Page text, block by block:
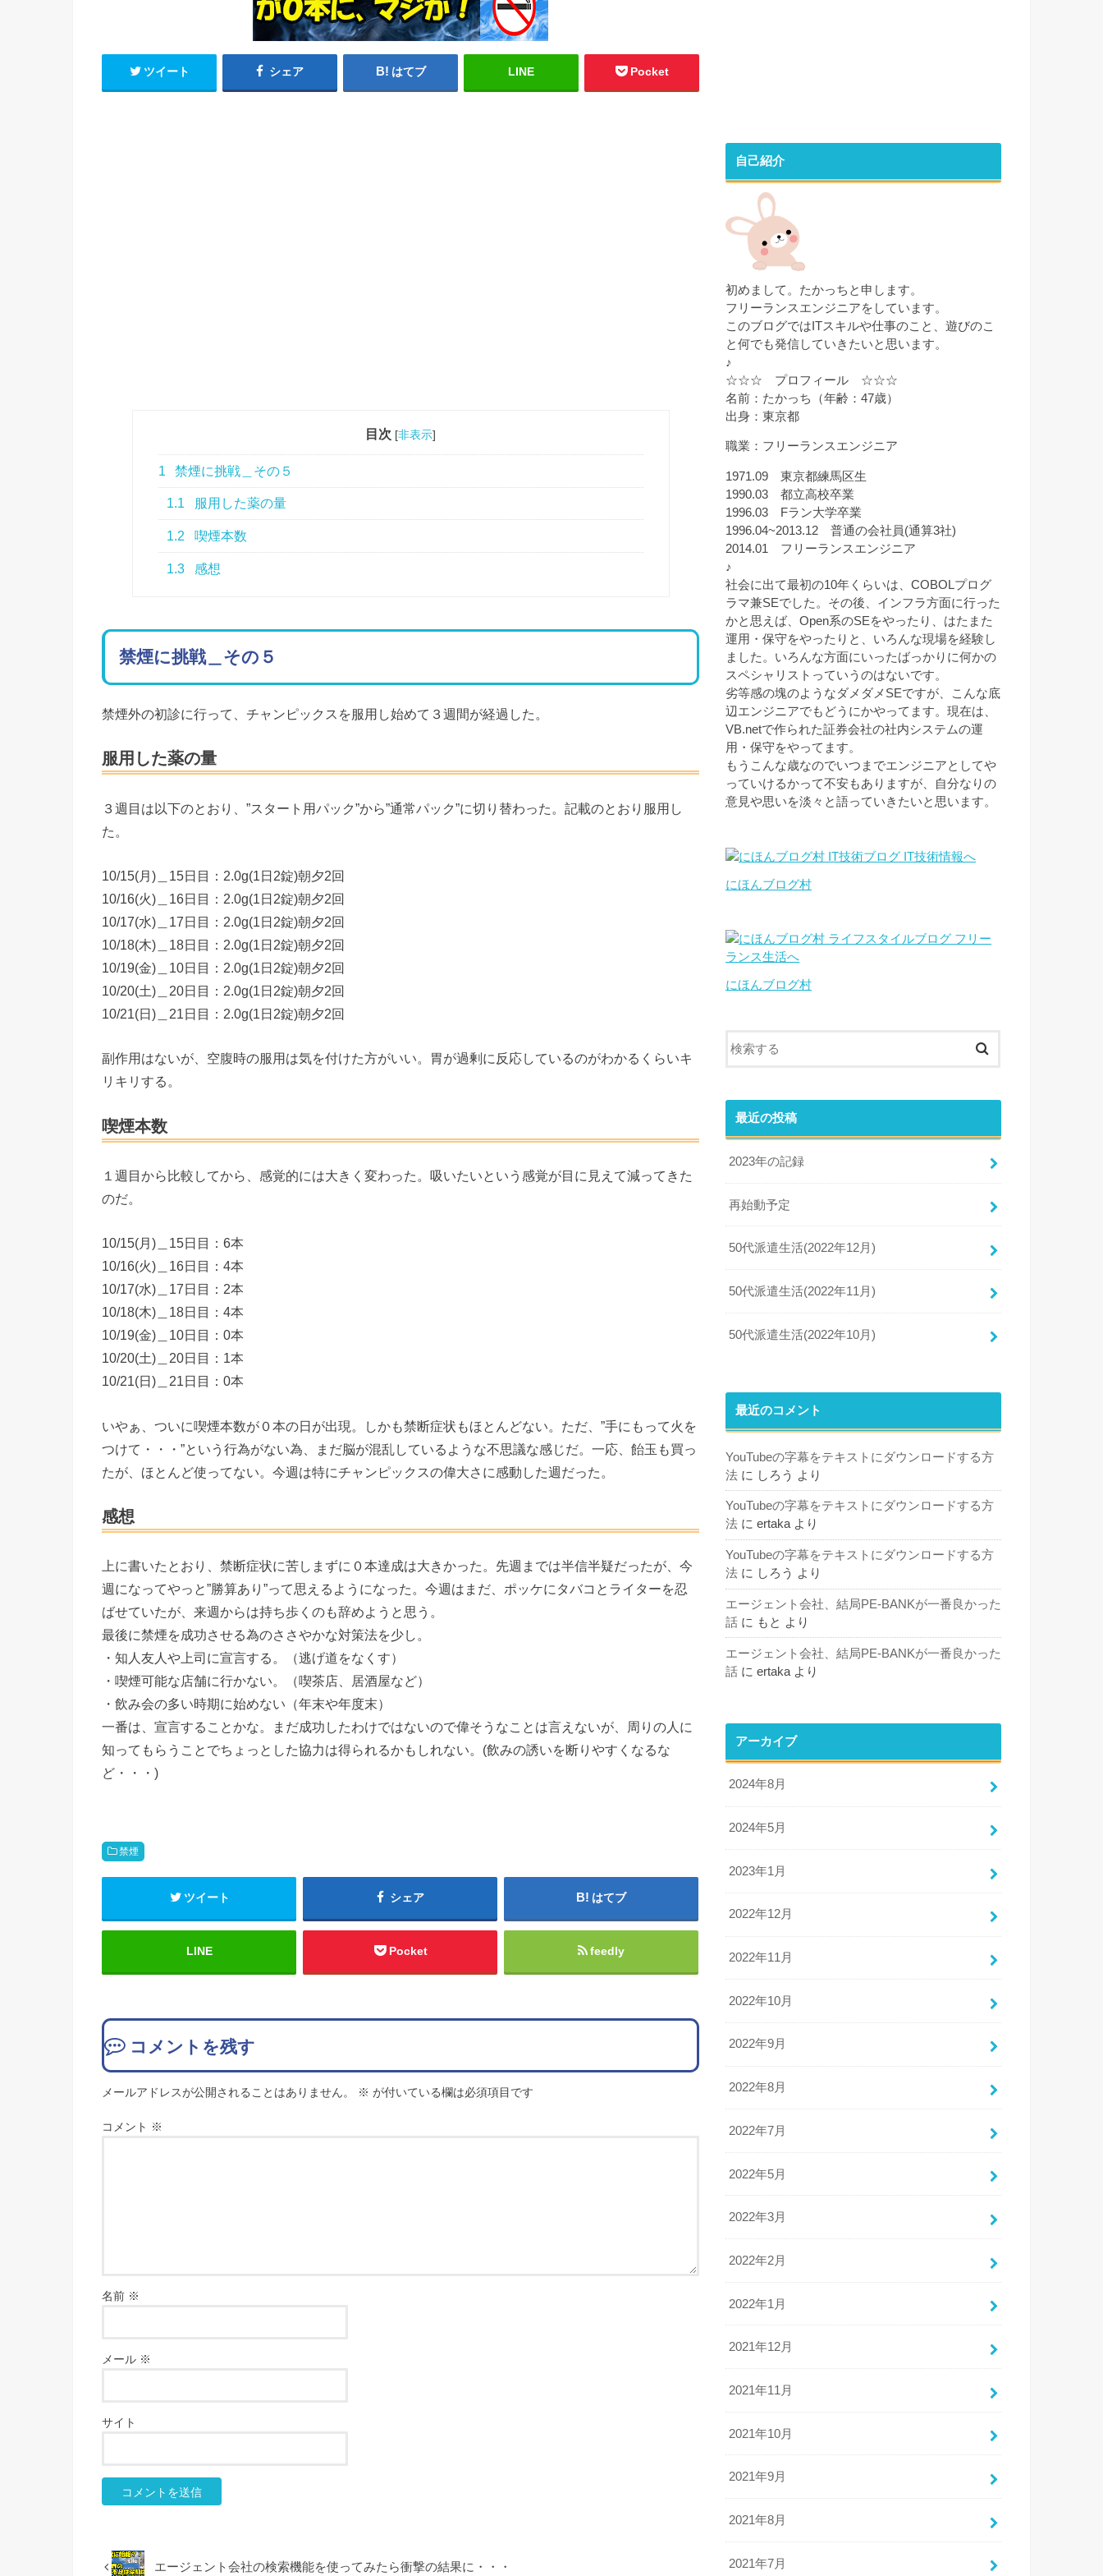
ツイート シェア はてブ LINE Pocket
目次 [非表示]
1 禁煙に挑戦＿その５
1.1 服用した薬の量
1.2 喫煙本数
1.3 感想
禁煙に挑戦＿その５
禁煙外の初診に行って、チャンピックスを服用し始めて３週間が経過した。
服用した薬の量
３週目は以下のとおり、”スタート用パック”から”通常パック”に切り替わった。記載のとおり服用し
た。
10/15(月)＿15日目：2.0g(1日2錠)朝夕2回
10/16(火)＿16日目：2.0g(1日2錠)朝夕2回
10/17(水)＿17日目：2.0g(1日2錠)朝夕2回
10/18(木)＿18日目：2.0g(1日2錠)朝夕2回
10/19(金)＿10日目：2.0g(1日2錠)朝夕2回
10/20(土)＿20日目：2.0g(1日2錠)朝夕2回
10/21(日)＿21日目：2.0g(1日2錠)朝夕2回
副作用はないが、空腹時の服用は気を付けた方がいい。胃が過剰に反応しているのがわかるくらいキ
リキリする。
喫煙本数
１週目から比較してから、感覚的には大きく変わった。吸いたいという感覚が目に見えて減ってきた
のだ。
10/15(月)＿15日目：6本
10/16(火)＿16日目：4本
10/17(水)＿17日目：2本
10/18(木)＿18日目：4本
10/19(金)＿10日目：0本
10/20(土)＿20日目：1本
10/21(日)＿21日目：0本
いやぁ、ついに喫煙本数が０本の日が出現。しかも禁断症状もほとんどない。ただ、”手にもって火を
つけて・・・”という行為がない為、まだ脳が混乱しているような不思議な感じだ。一応、飴玉も買っ
たが、ほとんど使ってない。今週は特にチャンピックスの偉大さに感動した週だった。
感想
上に書いたとおり、禁断症状に苦しまずに０本達成は大きかった。先週までは半信半疑だったが、今
週になってやっと”勝算あり”って思えるようになった。今週はまだ、ポッケにタバコとライターを忍
ばせていたが、来週からは持ち歩くのも辞めようと思う。
最後に禁煙を成功させる為のささやかな対策法を少し。
・知人友人や上司に宣言する。（逃げ道をなくす）
・喫煙可能な店舗に行かない。（喫茶店、居酒屋など）
・飲み会の多い時期に始めない（年末や年度末）
一番は、宣言することかな。まだ成功したわけではないので偉そうなことは言えないが、周りの人に
知ってもらうことでちょっとした協力は得られるかもしれない。(飲みの誘いを断りやすくなるな
ど・・・)
禁煙
ツイート シェア はてブ
LINE Pocket feedly
コメントを残す
メールアドレスが公開されることはありません。 ※ が付いている欄は必須項目です
コメント ※
名前 ※
メール ※
サイト
エージェント会社の検索機能を使ってみたら衝撃の結果に・・・
自己紹介
初めまして。たかっちと申します。
フリーランスエンジニアをしています。
このブログではITスキルや仕事のこと、遊びのこ
と何でも発信していきたいと思います。
♪
☆☆☆ プロフィール ☆☆☆
名前：たかっち（年齢：47歳）
出身：東京都
職業：フリーランスエンジニア
1971.09 東京都練馬区生
1990.03 都立高校卒業
1996.03 Fラン大学卒業
1996.04~2013.12 普通の会社員(通算3社)
2014.01 フリーランスエンジニア
♪
社会に出て最初の10年くらいは、COBOLプログ
ラマ兼SEでした。その後、インフラ方面に行った
かと思えば、Open系のSEをやったり、はたまた
運用・保守をやったりと、いろんな現場を経験し
ました。いろんな方面にいったばっかりに何かの
スペシャリストっていうのはないです。
劣等感の塊のようなダメダメSEですが、こんな底
辺エンジニアでもどうにかやってます。現在は、
VB.netで作られた証券会社の社内システムの運
用・保守をやってます。
もうこんな歳なのでいつまでエンジニアとしてや
っていけるかって不安もありますが、自分なりの
意見や思いを淡々と語っていきたいと思います。
にほんブログ村
にほんブログ村
最近の投稿
2023年の記録
再始動予定
50代派遣生活(2022年12月)
50代派遣生活(2022年11月)
50代派遣生活(2022年10月)
最近のコメント
YouTubeの字幕をテキストにダウンロードする方
法 に しろう より
YouTubeの字幕をテキストにダウンロードする方
法 に ertakaより
YouTubeの字幕をテキストにダウンロードする方
法 に しろう より
エージェント会社、結局PE-BANKが一番良かった
話 に もと より
エージェント会社、結局PE-BANKが一番良かった
話 に ertaka より
アーカイブ
2024年8月
2024年5月
2023年1月
2022年12月
2022年11月
2022年10月
2022年9月
2022年8月
2022年7月
2022年5月
2022年3月
2022年2月
2022年1月
2021年12月
2021年11月
2021年10月
2021年9月
2021年8月
2021年7月